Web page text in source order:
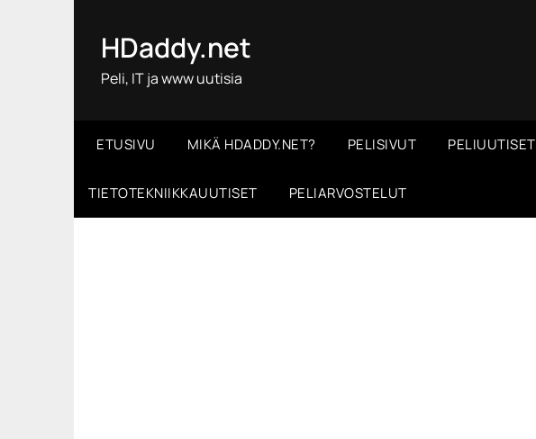
HDaddy.net
Peli, IT ja www uutisia
ETUSIVU MIKÄ HDADDY.NET? PELISIVUT PELIUUTISET
TIETOTEKNIIKKAUUTISET PELIARVOSTELUT